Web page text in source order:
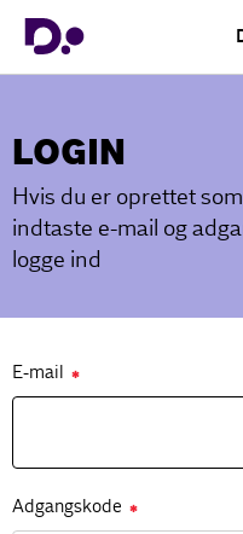
LOGIN
Hvis du er oprettet
indtaste e-mail og
logge ind
E-mail ✱
Adgangskode ✱